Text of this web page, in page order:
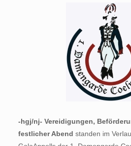
-hgj/nj- Vereidigungen,
festlicher Abend standen im